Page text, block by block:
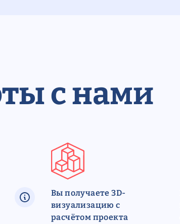
с нами
Вы получаете 3D-
визуализацию с
расчётом проекта